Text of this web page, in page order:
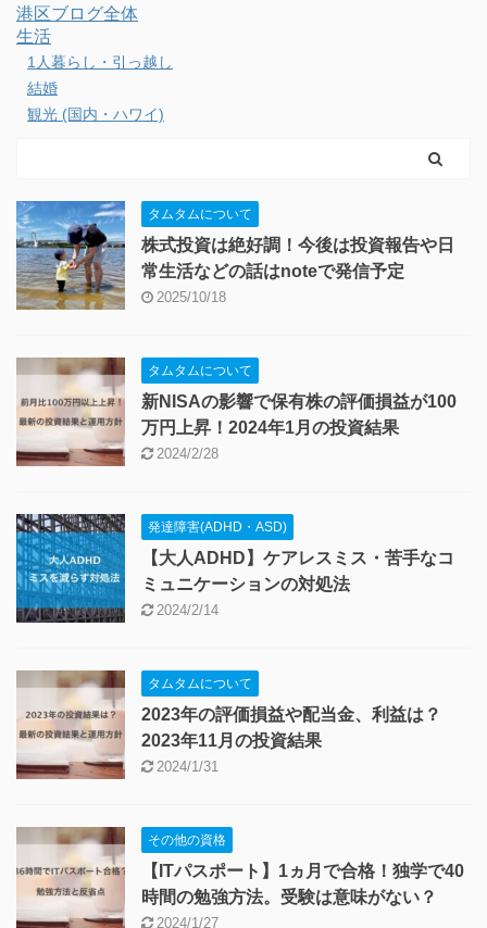
港区ブログ全体
生活
1人暮らし・引っ越し
結婚
観光 (国内・ハワイ)
タムタムについて
株式投資は絶好調！今後は投資報告や日
常生活などの話はnoteで発信予定
2025/10/18
タムタムについて
新NISAの影響で保有株の評価損益が100
万円上昇！2024年1月の投資結果
2024/2/28
発達障害(ADHD・ASD)
【大人ADHD】ケアレスミス・苦手なコ
ミュニケーションの対処法
2024/2/14
タムタムについて
2023年の評価損益や配当金、利益は？
2023年11月の投資結果
2024/1/31
その他の資格
【ITパスポート】1ヵ月で合格！独学で40
時間の勉強方法。受験は意味がない？
2024/1/27